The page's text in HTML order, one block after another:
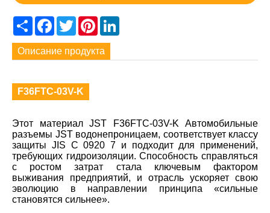
ShareFacebook
TwitterPinterest
Описание продукта
F36FTC-03V-K
Этот материал JST F36FTC-03V-K Автомобильные
разъемы JST водонепроницаем, соответствует классу
защиты JIS C 0920 7 и подходит для применений,
требующих гидроизоляции. Способность справляться
с ростом затрат стала ключевым фактором
выживания предприятий, и отрасль ускоряет свою
эволюцию в направлении принципа «сильные
становятся сильнее».